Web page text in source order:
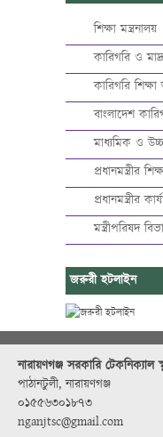
শিক্ষা মন্ত্রনালয়
কারিগরি ও
কারিগরি শিক্ষা
বাংলাদেশ
মাধ্যমিক ও
প্রধানমন্ত্রীর
প্রধানমন্ত্রীর
মন্ত্রীপরিষদ
জরুরী হটলাইন
নারায়ণগঞ্জ সরকারি
পাঠানটুলী, নারায়ণগঞ্জ
০১৫৫৬৩০১৮৭৩
nganjtsc@gmail.com